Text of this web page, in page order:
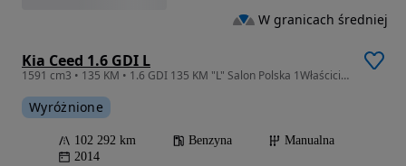
Kia Ceed 1.6 GDI L
1591 cm3 • 135 KM • 1.6 GDI 135 KM "L" Salon Polska 1Właściciel Bezwypadkowy SeriwsASO
Wyróżnione
102 292 km Benzyna
Manualna
2014
W granicach średniej